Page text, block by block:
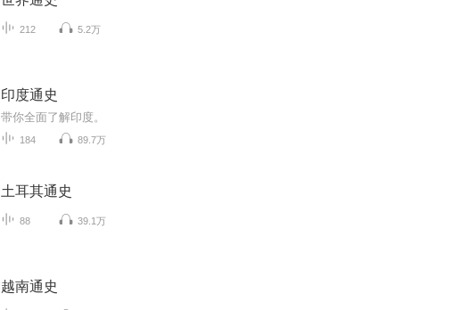
212 5.2万
印度通史
带你全面了解印度。
184 89.7万
土耳其通史
88 39.1万
越南通史